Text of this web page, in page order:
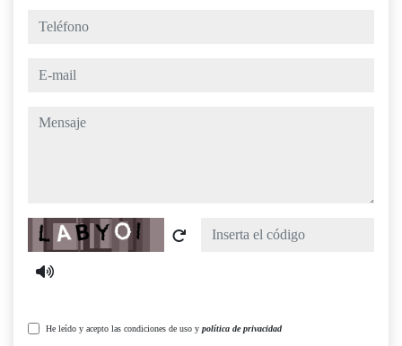
teléfono
mensaje
Captcha
He leído y acepto las condiciones de uso y política de privacidad